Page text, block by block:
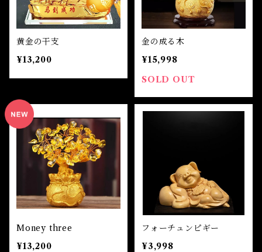
黄金の干支
¥13,200
金の成る木
¥15,998
SOLD OUT
Money three
¥13,200
フォーチュンピギー
¥3,998